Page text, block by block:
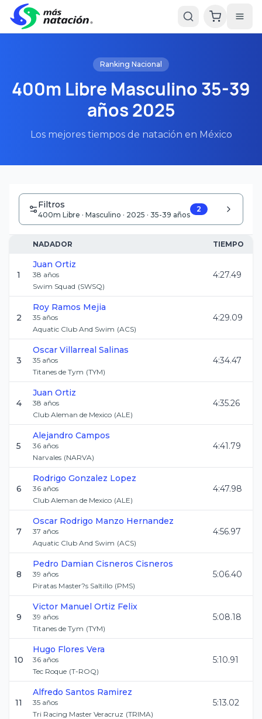
Ranking Nacional
400m Libre Masculino 35-39
años 2025
Los mejores tiempos de natación en México
Filtros
400m Libre · Masculino · 2025 · 35-39 años
2
NADADOR TIEMPO
1
Juan Ortiz
38 años
Swim Squad (SWSQ)
4:27.49
2
Roy Ramos Mejia
35 años
Aquatic Club And Swim (ACS)
4:29.09
3
Oscar Villarreal Salinas
35 años
Titanes de Tym (TYM)
4:34.47
4
Juan Ortiz
38 años
Club Aleman de Mexico (ALE)
4:35.26
5
Alejandro Campos
36 años
Narvales (NARVA)
4:41.79
6
Rodrigo Gonzalez Lopez
36 años
Club Aleman de Mexico (ALE)
4:47.98
7
Oscar Rodrigo Manzo Hernandez
37 años
Aquatic Club And Swim (ACS)
4:56.97
8
Pedro Damian Cisneros Cisneros
39 años
Piratas Master?s Saltillo (PMS)
5:06.40
9
Victor Manuel Ortiz Felix
39 años
Titanes de Tym (TYM)
5:08.18
10
Hugo Flores Vera
36 años
Tec Roque (T-ROQ)
5:10.91
11
Alfredo Santos Ramirez
35 años
Tri Racing Master Veracruz (TRIMA)
5:13.02